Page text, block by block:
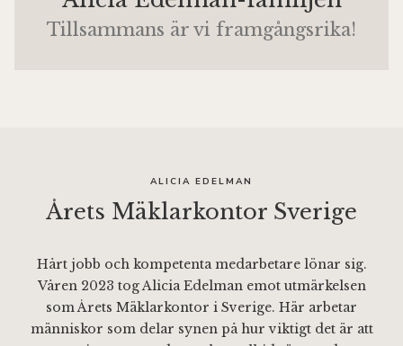
Tillsammans är vi framgångsrika!
ALICIA EDELMAN
Årets Mäklarkontor Sverige
Hårt jobb och kompetenta medarbetare lönar sig.
Våren 2023 tog Alicia Edelman emot utmärkelsen
som Årets Mäklarkontor i Sverige. Här arbetar
människor som delar synen på hur viktigt det är att